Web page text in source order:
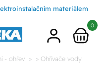
materiálem
0
- ohřev > Ohřívače vody